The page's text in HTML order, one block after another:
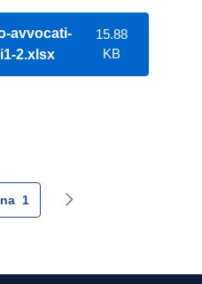
avvocati-
2.xlsx
15.88
KB
1
Pagina successiva